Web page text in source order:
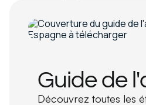
Guide de
Découvrez toutes les